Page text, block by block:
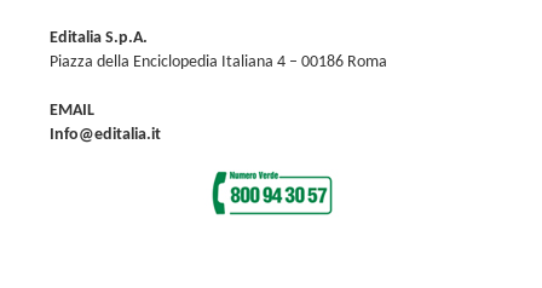
Editalia S.p.A.
Piazza della Enciclopedia Italiana 4 – 00186 Roma
EMAIL
Info@editalia.it